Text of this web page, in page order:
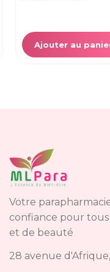
Ajouter au
Votre
confiance pour tous
et de beauté
28 avenue